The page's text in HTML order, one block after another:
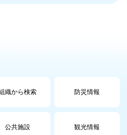
織から検索 防災情報
公共施設 観光情報